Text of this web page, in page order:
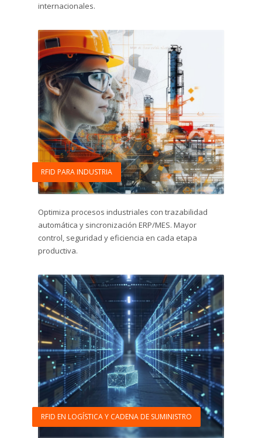
internacionales.
RFID PARA INDUSTRIA
Optimiza procesos industriales con trazabilidad
automática y sincronización ERP/MES. Mayor
control, seguridad y eficiencia en cada etapa
productiva.
RFID EN LOGÍSTICA Y CADENA DE SUMINISTRO